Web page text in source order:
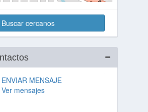
Buscar cercanos
ENVIAR MENSAJE
Ver mensajes